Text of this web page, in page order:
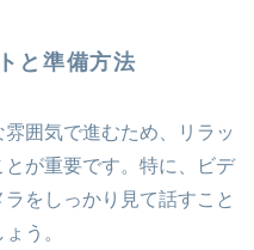
と準備方法
囲気で進むため、リラッ
が重要です。特に、ビデ
をしっかり見て話すこと
う。